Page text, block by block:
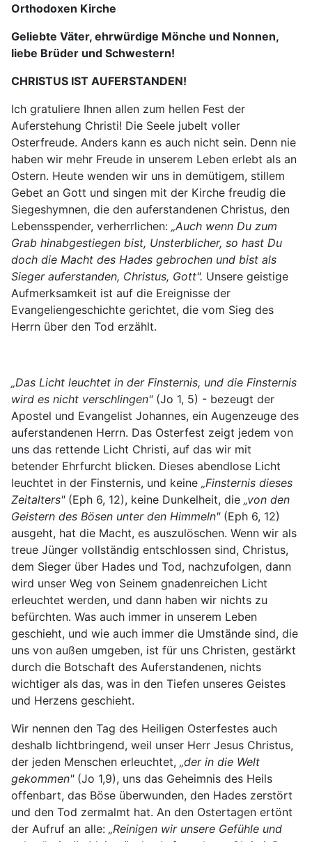
Orthodoxen Kirche
Geliebte Väter, ehrwürdige Mönche und Nonnen,
liebe Brüder und Schwestern!
CHRISTUS IST AUFERSTANDEN!
Ich gratuliere Ihnen allen zum hellen Fest der
Auferstehung Christi! Die Seele jubelt voller
Osterfreude. Anders kann es auch nicht sein. Denn nie
haben wir mehr Freude in unserem Leben erlebt als an
Ostern. Heute wenden wir uns in demütigem, stillem
Gebet an Gott und singen mit der Kirche freudig die
Siegeshymnen, die den auferstandenen Christus, den
Lebensspender, verherrlichen: „Auch wenn Du zum
Grab hinabgestiegen bist, Unsterblicher, so hast Du
doch die Macht des Hades gebrochen und bist als
Sieger auferstanden, Christus, Gott". Unsere geistige
Aufmerksamkeit ist auf die Ereignisse der
Evangeliengeschichte gerichtet, die vom Sieg des
Herrn über den Tod erzählt.
„Das Licht leuchtet in der Finsternis, und die Finsternis
wird es nicht verschlingen"(Jo 1, 5) - bezeugt der
Apostel und Evangelist Johannes, ein Augenzeuge des
auferstandenen Herrn. Das Osterfest zeigt jedem von
uns das rettende Licht Christi, auf das wir mit
betender Ehrfurcht blicken. Dieses abendlose Licht
leuchtet in der Finsternis, und keine „Finsternis dieses
Zeitalters"(Eph 6, 12), keine Dunkelheit, die „von den
Geistern des Bösen unter den Himmeln"(Eph 6, 12)
ausgeht, hat die Macht, es auszulöschen. Wenn wir als
treue Jünger vollständig entschlossen sind, Christus,
dem Sieger über Hades und Tod, nachzufolgen, dann
wird unser Weg von Seinem gnadenreichen Licht
erleuchtet werden, und dann haben wir nichts zu
befürchten. Was auch immer in unserem Leben
geschieht, und wie auch immer die Umstände sind, die
uns von außen umgeben, ist für uns Christen, gestärkt
durch die Botschaft des Auferstandenen, nichts
wichtiger als das, was in den Tiefen unseres Geistes
und Herzens geschieht.
Wir nennen den Tag des Heiligen Osterfestes auch
deshalb lichtbringend, weil unser Herr Jesus Christus,
der jeden Menschen erleuchtet, „der in die Welt
gekommen"(Jo 1,9), uns das Geheimnis des Heils
offenbart, das Böse überwunden, den Hades zerstört
und den Tod zermalmt hat. An den Ostertagen ertönt
der Aufruf an alle: „Reinigen wir unsere Gefühle und